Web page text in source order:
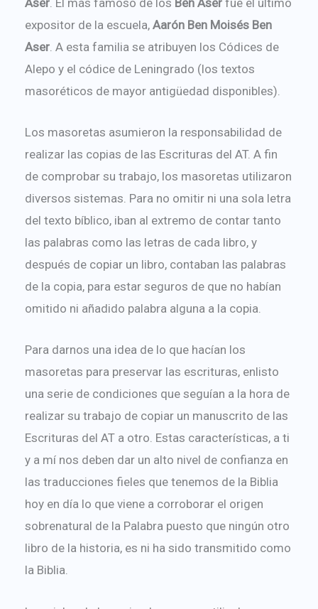
Aser. El más famoso de los Ben Aserfue el último
expositor de la escuela, Aarón Ben Moisés Ben
Aser. A esta familia se atribuyen los Códices de
Alepo y el códice de Leningrado (los textos
masoréticos de mayor antigüedad disponibles).
Los masoretas asumieron la responsabilidad de
realizar las copias de las Escrituras del AT. A fin
de comprobar su trabajo, los masoretas utilizaron
diversos sistemas. Para no omitir ni una sola letra
del texto bíblico, iban al extremo de contar tanto
las palabras como las letras de cada libro, y
después de copiar un libro, contaban las palabras
de la copia, para estar seguros de que no habían
omitido ni añadido palabra alguna a la copia.
Para darnos una idea de lo que hacían los
masoretas para preservar las escrituras, enlisto
una serie de condiciones que seguían a la hora de
realizar su trabajo de copiar un manuscrito de las
Escrituras del AT a otro. Estas características, a ti
y a mí nos deben dar un alto nivel de confianza en
las traducciones fieles que tenemos de la Biblia
hoy en día lo que viene a corroborar el origen
sobrenatural de la Palabra puesto que ningún otro
libro de la historia, es ni ha sido transmitido como
la Biblia.